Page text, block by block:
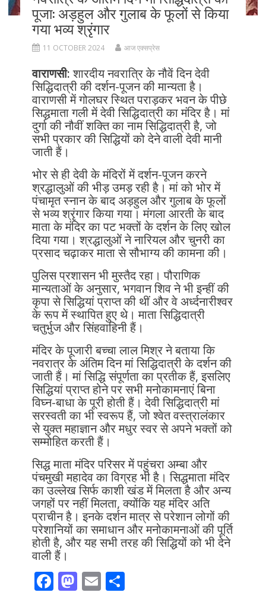
पूजा: अड़हुल और गुलाब के फूलों से किया
गया भव्य श्रृंगार
11 OCTOBER 2024 आज एक्सप्रेस
वाराणसी:शारदीय नवरात्रि के नौवें दिन देवी
सिद्धिदात्री की दर्शन-पूजन की मान्यता है।
वाराणसी में गोलघर स्थित पराड़कर भवन के पीछे
सिद्धमाता गली में देवी सिद्धिदात्री का मंदिर है। मां
दुर्गा की नौवीं शक्ति का नाम सिद्धिदात्री है, जो
सभी प्रकार की सिद्धियों को देने वाली देवी मानी
जाती हैं।
भोर से ही देवी के मंदिरों में दर्शन-पूजन करने
श्रद्धालुओं की भीड़ उमड़ रही है। मां को भोर में
पंचामृत स्नान के बाद अड़हुल और गुलाब के फूलों
से भव्य श्रृंगार किया गया। मंगला आरती के बाद
माता के मंदिर का पट भक्तों के दर्शन के लिए खोल
दिया गया। श्रद्धालुओं ने नारियल और चुनरी का
प्रसाद चढ़ाकर माता से सौभाग्य की कामना की।
पुलिस प्रशासन भी मुस्तैद रहा। पौराणिक
मान्यताओं के अनुसार, भगवान शिव ने भी इन्हीं की
कृपा से सिद्धियां प्राप्त की थीं और वे अर्ध्दनारीश्वर
के रूप में स्थापित हुए थे। माता सिद्धिदात्री
चतुर्भुज और सिंहवाहिनी हैं।
मंदिर के पूजारी बच्चा लाल मिश्र ने बताया कि
नवरात्र के अंतिम दिन मां सिद्धिदात्री के दर्शन की
जाती हैं। मां सिद्धि संपूर्णता का प्रतीक हैं, इसलिए
सिद्धियां प्राप्त होने पर सभी मनोकामनाएं बिना
विघ्न-बाधा के पूरी होती हैं। देवी सिद्धिदात्री मां
सरस्वती का भी स्वरूप हैं, जो श्वेत वस्त्रालंकार
से युक्त महाज्ञान और मधुर स्वर से अपने भक्तों को
सम्मोहित करती हैं।
सिद्ध माता मंदिर परिसर में पहुंचरा अम्बा और
पंचमुखी महादेव का विग्रह भी है। सिद्धमाता मंदिर
का उल्लेख सिर्फ काशी खंड में मिलता है और अन्य
जगहों पर नहीं मिलता, क्योंकि यह मंदिर अति
प्राचीन है। इनके दर्शन मात्र से परेशान लोगों की
परेशानियों का समाधान और मनोकामनाओं की पूर्ति
होती है, और यह सभी तरह की सिद्धियों को भी देने
वाली हैं।
F M E S